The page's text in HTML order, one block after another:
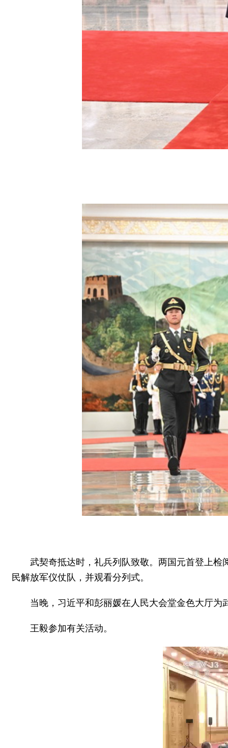
武契奇抵达时，礼兵列队致敬。两国元首登上
民解放军仪仗队，并观看分列式。
当晚，习近平和彭丽媛在人民大会堂金色大厅为
王毅参加有关活动。